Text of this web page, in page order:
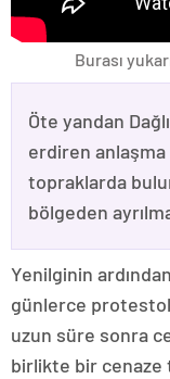
Burası
Öte yandan
erdiren anlaşma
topraklarda
bölgeden
Yenilginin
günlerce
uzun süre sonra
birlikte bir cenaze